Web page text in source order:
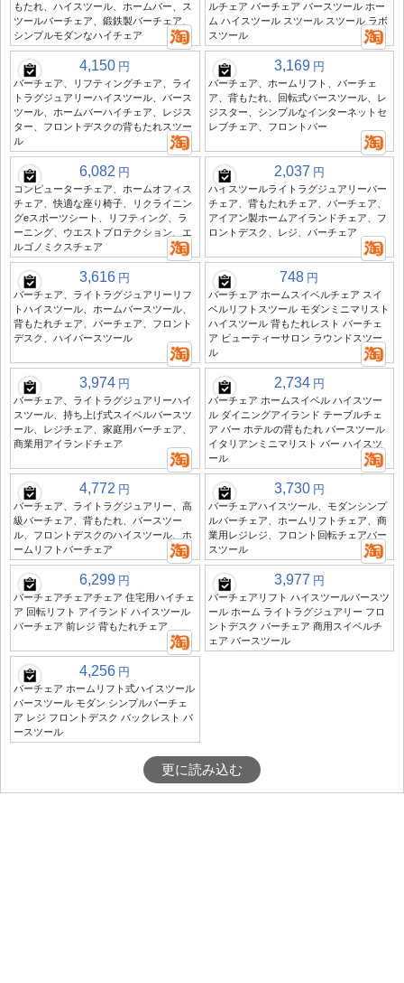
もたれ、ハイスツール、ホームバー、ス
ツールバーチェア、鍛鉄製バーチェア、
シンプルモダンなハイチェア
ルチェア バーチェア バースツール ホー
ム ハイスツール スツール スツール ラボ
スツール
4,150 円
バーチェア、リフティングチェア、ライ
トラグジュアリーハイスツール、バース
ツール、ホームバーハイチェア、レジス
ター、フロントデスクの背もたれスツー
ル
3,169 円
バーチェア、ホームリフト、バーチェ
ア、背もたれ、回転式バースツール、レ
ジスター、シンプルなインターネットセ
レブチェア、フロントバー
6,082 円
コンピューターチェア、ホームオフィス
チェア、快適な座り椅子、リクライニン
グeスポーツシート、リフティング、ラ
ーニング、ウエストプロテクション、エ
ルゴノミクスチェア
2,037 円
ハイスツールライトラグジュアリーバー
チェア、背もたれチェア、バーチェア、
アイアン製ホームアイランドチェア、フ
ロントデスク、レジ、バーチェア
3,616 円
バーチェア、ライトラグジュアリーリフ
トハイスツール、ホームバースツール、
背もたれチェア、バーチェア、フロント
デスク、ハイバースツール
748 円
バーチェア ホームスイベルチェア スイ
ベルリフトスツール モダンミニマリスト
ハイスツール 背もたれレスト バーチェ
ア ビューティーサロン ラウンドスツー
ル
3,974 円
バーチェア、ライトラグジュアリーハイ
スツール、持ち上げ式スイベルバースツ
ール、レジチェア、家庭用バーチェア、
商業用アイランドチェア
2,734 円
バーチェア ホームスイベル ハイスツー
ル ダイニングアイランド テーブルチェ
ア バー ホテルの背もたれ バースツール
イタリアンミニマリスト バー ハイスツ
ール
4,772 円
バーチェア、ライトラグジュアリー、高
級バーチェア、背もたれ、バースツー
ル、フロントデスクのハイスツール、ホ
ームリフトバーチェア
3,730 円
バーチェアハイスツール、モダンシンプ
ルバーチェア、ホームリフトチェア、商
業用レジレジ、フロント回転チェアバー
スツール
6,299 円
バーチェアチェアチェア 住宅用ハイチェ
ア 回転リフト アイランド ハイスツール
バーチェア 前レジ 背もたれチェア
3,977 円
バーチェアリフト ハイスツールバースツ
ール ホーム ライトラグジュアリー フロ
ントデスク バーチェア 商用スイベルチ
ェア バースツール
4,256 円
バーチェア ホームリフト式ハイスツール
バースツール モダン シンプルバーチェ
ア レジ フロントデスク バックレスト バ
ースツール
更に読み込む